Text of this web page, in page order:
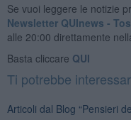
Se vuoi leggere le notizie
Newsletter QUInews -
alle 20:00 direttamente
Basta cliccare QUI
Ti potrebbe
Articoli dal Blog “Pensieri